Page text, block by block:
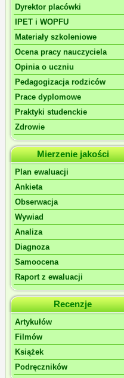
Dyrektor placówki
IPET i WOPFU
Materiały szkoleniowe
Ocena pracy nauczyciela
Opinia o uczniu
Pedagogizacja rodziców
Prace dyplomowe
Praktyki studenckie
Zdrowie
Mierzenie jakości
Plan ewaluacji
Ankieta
Obserwacja
Wywiad
Analiza
Diagnoza
Samoocena
Raport z ewaluacji
Recenzje
Artykułów
Filmów
Książek
Podręczników